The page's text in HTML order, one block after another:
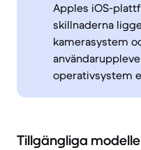
Apples iOS-
skillnaderna
kamerasystem
operativsystem
Tillgängliga